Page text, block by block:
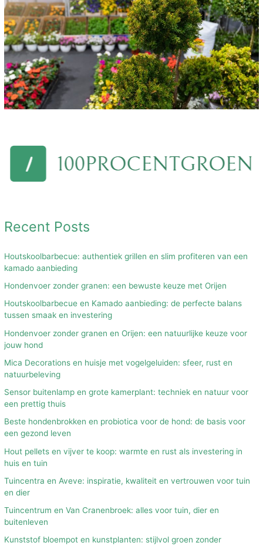
Recent Posts
Houtskoolbarbecue: authentiek grillen en slim profiteren van een
kamado aanbieding
Hondenvoer zonder granen: een bewuste keuze met Orijen
Houtskoolbarbecue en Kamado aanbieding: de perfecte balans
tussen smaak en investering
Hondenvoer zonder granen en Orijen: een natuurlijke keuze voor
jouw hond
Mica Decorations en huisje met vogelgeluiden: sfeer, rust en
natuurbeleving
Sensor buitenlamp en grote kamerplant: techniek en natuur voor
een prettig thuis
Beste hondenbrokken en probiotica voor de hond: de basis voor
een gezond leven
Hout pellets en vijver te koop: warmte en rust als investering in
huis en tuin
Tuincentra en Aveve: inspiratie, kwaliteit en vertrouwen voor tuin
en dier
Tuincentrum en Van Cranenbroek: alles voor tuin, dier en
buitenleven
Kunststof bloempot en kunstplanten: stijlvol groen zonder